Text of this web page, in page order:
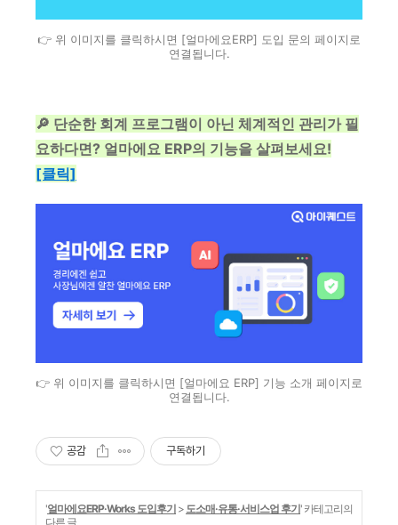
👉 위 이미지를 클릭하시면 [얼마에요ERP] 도입 문의 페이지로
연결됩니다.
🔎 단순한 회계 프로그램이 아닌 체계적인 관리가 필
요하다면? 얼마에요 ERP의 기능을 살펴보세요!
[클릭]
👉 위 이미지를 클릭하시면 [얼마에요 ERP] 기능 소개 페이지로
연결됩니다.
공감 구독하기
'얼마에요ERP·Works 도입후기 > 도소매·유통·서비스업 후기' 카테고리의
다른 글